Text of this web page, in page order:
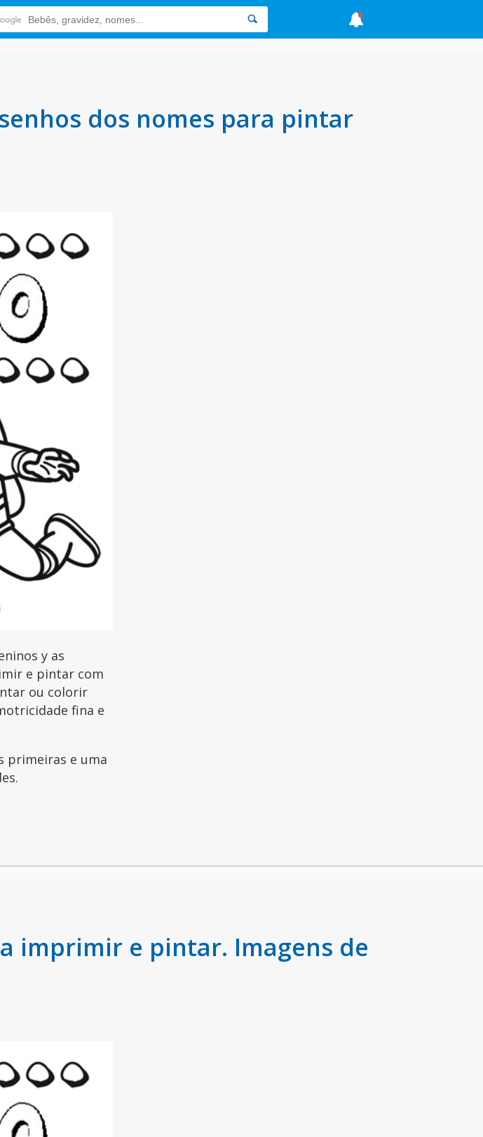
dos nomes para pintar
y as
e pintar com
ou colorir
fina e
primeiras e uma
imprimir e pintar. Imagens de